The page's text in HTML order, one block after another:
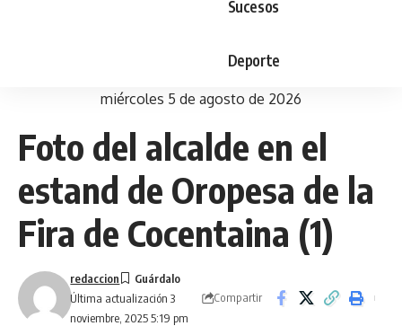
Sucesos
Deporte
miércoles 5 de agosto de 2026
Foto del alcalde en el
estand de Oropesa de la
Fira de Cocentaina (1)
Última actualización 3
noviembre, 2025 5:19 pm
redaccion
Compartir